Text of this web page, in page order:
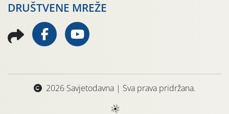
DRUŠTVENE MREŽE
2026 Savjetodavna | Sva prava pridržana.